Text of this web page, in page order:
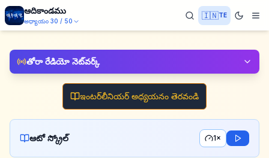
ఆదికాండము
అధ్యాయం 30 / 50
🇮🇳TE
తోరా రేడియో నెట్‌వర్క్
ఇంటర్‌లీనియర్ అధ్యయనం తెరవండి
ఆటో స్క్రోల్ 1×